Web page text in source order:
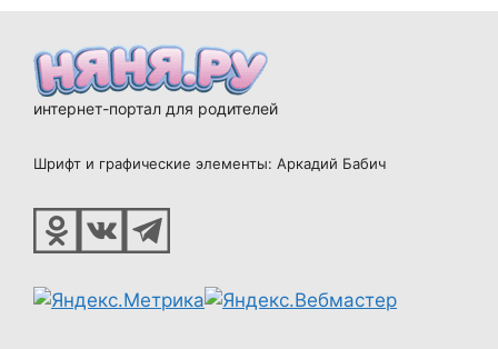
интернет-портал для родителей
Шрифт и графические элементы: Аркадий Бабич